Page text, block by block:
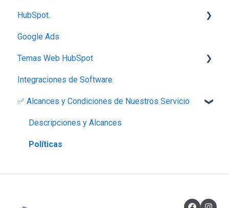
HubSpot.
Configuración
Módulo Marketing
Módulo Service
Casos de Uso HubSpot
Importaciones
Módulo ventas
Google Ads
Temas Web HubSpot
Lite Theme
Integraciones de Software
✅ Alcances y Condiciones de Nuestros Servicio
Descripciones y Alcances
Políticas